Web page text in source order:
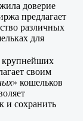
доверие
предлагает
различных
для
крупнейших
своим
» кошельков
и сохранить